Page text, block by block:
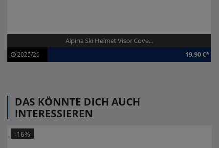
Alpina Ski Helmet Visor Cove...
Artikel-ID:
112712
2025/26 19,90 €*
DAS KÖNNTE DICH AUCH
INTERESSIEREN
-16%